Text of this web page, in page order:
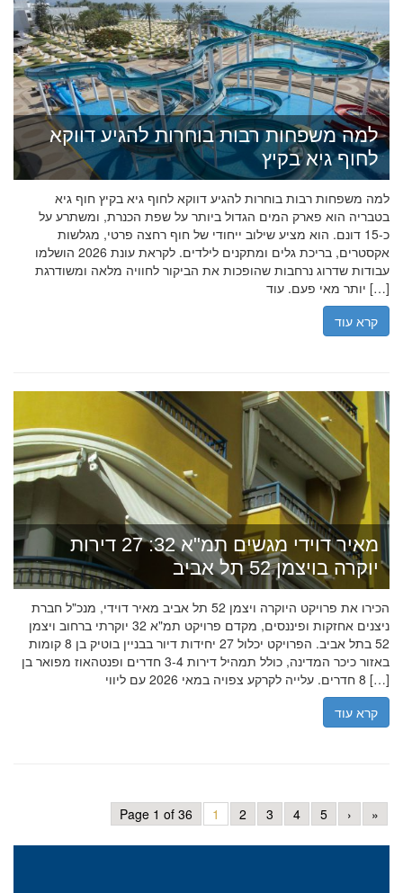
למה משפחות רבות בוחרות להגיע דווקא
לחוף גיא בקיץ
למה משפחות רבות בוחרות להגיע דווקא לחוף גיא בקיץ חוף גיא
בטבריה הוא פארק המים הגדול ביותר על שפת הכנרת, ומשתרע על
כ-15 דונם. הוא מציע שילוב ייחודי של חוף רחצה פרטי, מגלשות
אקסטרים, בריכת גלים ומתקנים לילדים. לקראת עונת 2026 הושלמו
עבודות שדרוג נרחבות שהופכות את הביקור לחוויה מלאה ומשודרגת
יותר מאי פעם. עוד […]
קרא עוד
מאיר דוידי מגשים תמ"א 32: 27 דירות
יוקרה בויצמן 52 תל אביב
הכירו את פרויקט היוקרה ויצמן 52 תל אביב מאיר דוידי, מנכ"ל חברת
ניצנים אחזקות ופיננסים, מקדם פרויקט תמ"א 32 יוקרתי ברחוב ויצמן
52 בתל אביב. הפרויקט יכלול 27 יחידות דיור בבניין בוטיק בן 8 קומות
באזור כיכר המדינה, כולל תמהיל דירות 3-4 חדרים ופנטהאוז מפואר בן
8 חדרים. עלייה לקרקע צפויה במאי 2026 עם ליווי […]
קרא עוד
Page 1 of 36 1 2 3 4 5 › »